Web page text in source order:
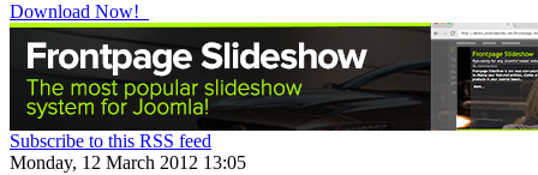
Download Now!
Subscribe to this RSS feed
Monday, 12 March 2012 13:05